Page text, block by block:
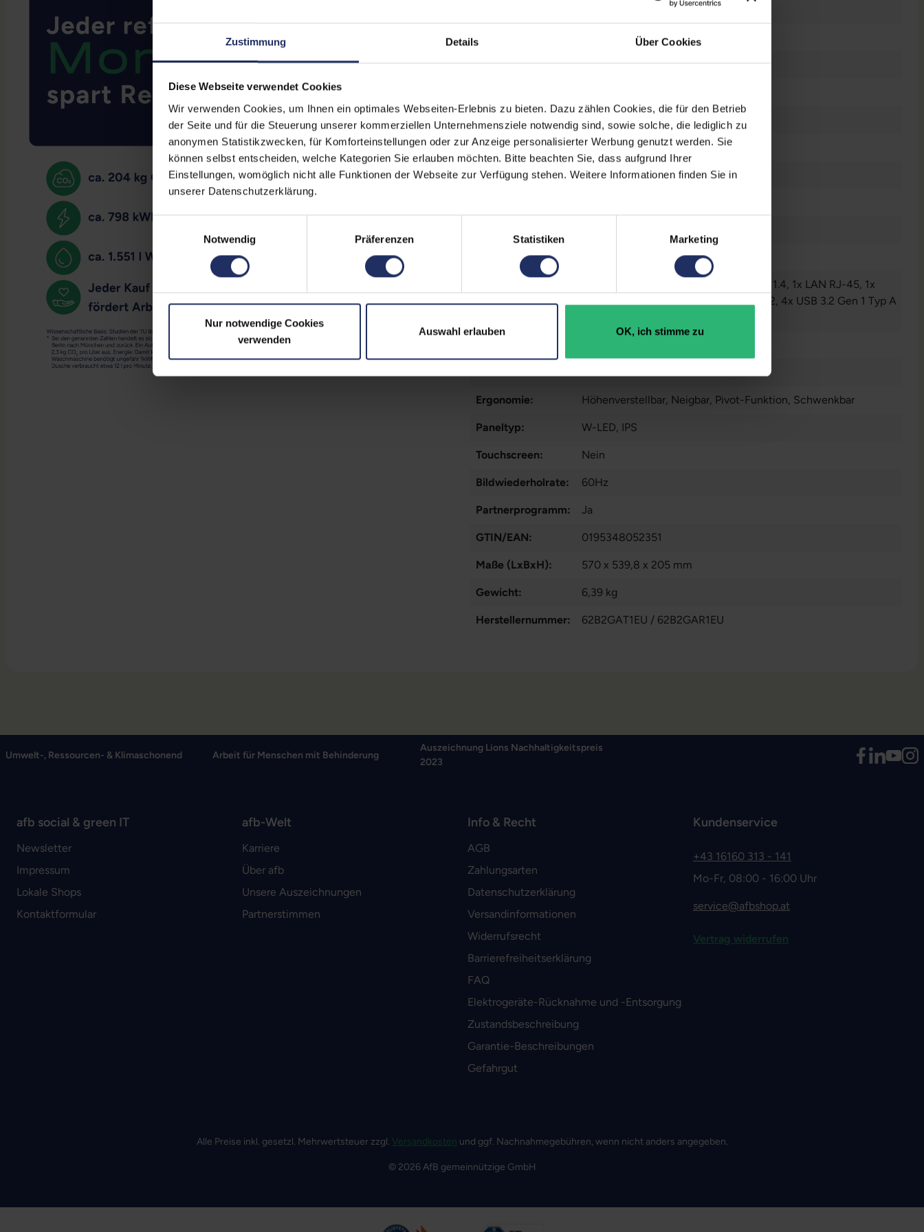
Zustimmung Details Über Cookies
Diese Webseite verwendet Cookies
Wir verwenden Cookies, um Ihnen ein optimales Webseiten-Erlebnis zu bieten. Dazu zählen Cookies, die für den Betrieb
der Seite und für die Steuerung unserer kommerziellen Unternehmensziele notwendig sind, sowie solche, die lediglich zu
anonymen Statistikzwecken, für Komforteinstellungen oder zur Anzeige personalisierter Werbung genutzt werden. Sie
können selbst entscheiden, welche Kategorien Sie erlauben möchten. Bitte beachten Sie, dass aufgrund Ihrer
Einstellungen, womöglich nicht alle Funktionen der Webseite zur Verfügung stehen. Weitere Informationen finden Sie in
unserer Datenschutzerklärung.
Einwilligungsauswahl
Notwendig
Präferenzen Statistiken Marketing
Nur notwendige Cookies
verwenden
Auswahl erlauben OK, ich stimme zu
Zustand:
Lautsprecher: Ja
Blickwinkel: 178°/178°
Pixelabstand: 0,206 mm
Displayauflösung: 2560 x 1440 WQHD
Displaygröße:
, 1x HDMI 1.4, 1x LAN RJ-45, 1x
, 2x DisplayPort 1.2, 4x USB 3.2 Gen 1 Typ A
Kontrast: 1000:1
Ergonomie: Höhenverstellbar, Neigbar, Pivot-Funktion, Schwenkbar
Paneltyp: W-LED, IPS
Touchscreen: Nein
Bildwiederholrate: 60Hz
Partnerprogramm: Ja
GTIN/EAN: 0195348052351
Maße (LxBxH): 570 x 539,8 x 205 mm
Gewicht: 6,39 kg
Herstellernummer: 62B2GAT1EU / 62B2GAR1EU
Umwelt-, Ressourcen- & Klimaschonend Arbeit für Menschen mit Behinderung
Auszeichnung Lions Nachhaltigkeitspreis
2023
afb social & green IT
Newsletter
Impressum
Lokale Shops
Kontaktformular
afb-Welt
Karriere
Über afb
Unsere Auszeichnungen
Partnerstimmen
Info & Recht
AGB
Zahlungsarten
Datenschutzerklärung
Versandinformationen
Widerrufsrecht
Barrierefreiheitserklärung
FAQ
Elektrogeräte-Rücknahme und -Entsorgung
Zustandsbeschreibung
Garantie-Beschreibungen
Gefahrgut
Kundenservice
+43 16160 313 - 141
Mo-Fr, 08:00 - 16:00 Uhr
service@afbshop.at
Vertrag widerrufen
Alle Preise inkl. gesetzl. Mehrwertsteuer zzgl. Versandkosten und ggf. Nachnahmegebühren, wenn nicht anders angegeben.
© 2026 AfB gemeinnützige GmbH